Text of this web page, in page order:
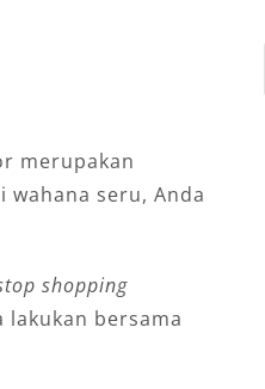
merupakan
seru, Anda
shopping
lakukan bersama